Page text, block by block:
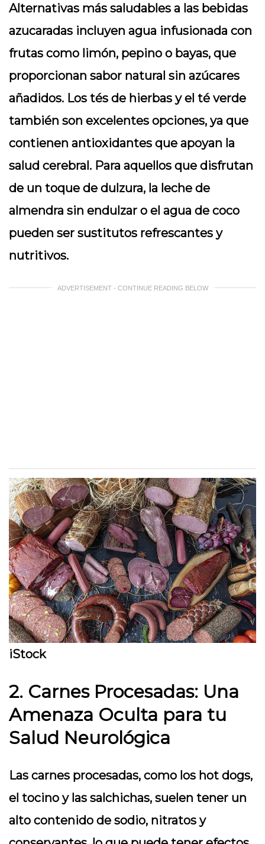
Alternativas más saludables a las bebidas
azucaradas incluyen agua infusionada con
frutas como limón, pepino o bayas, que
proporcionan sabor natural sin azúcares
añadidos. Los tés de hierbas y el té verde
también son excelentes opciones, ya que
contienen antioxidantes que apoyan la
salud cerebral. Para aquellos que disfrutan
de un toque de dulzura, la leche de
almendra sin endulzar o el agua de coco
pueden ser sustitutos refrescantes y
nutritivos.
ADVERTISEMENT - CONTINUE READING BELOW
iStock
2. Carnes Procesadas: Una
Amenaza Oculta para tu
Salud Neurológica
Las carnes procesadas, como los hot dogs,
el tocino y las salchichas, suelen tener un
alto contenido de sodio, nitratos y